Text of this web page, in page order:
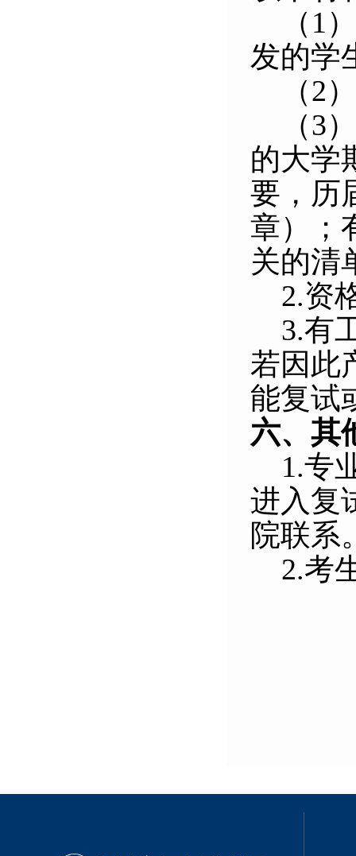
（1
发的学
（2
（3
的大学
要，历
章）；
关的清
2.资
3.有
若因此
能复试
六、其
1.专
进入复
院联系
2.考